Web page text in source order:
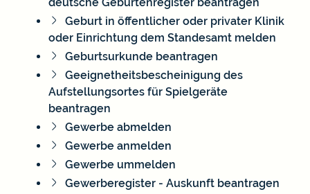
Geburt in öffentlicher oder privater Klinik
oder Einrichtung dem Standesamt melden
Geburtsurkunde beantragen
Geeignetheitsbescheinigung des
Aufstellungsortes für Spielgeräte
beantragen
Gewerbe abmelden
Gewerbe anmelden
Gewerbe ummelden
Gewerberegister - Auskunft beantragen